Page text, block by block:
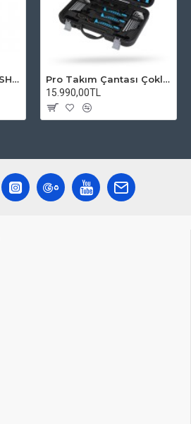
Asistan Askısız Tayt SH20 Pedli Siyah
Pro Takım Çantası Çoklu Tamir Seti
15.990,00TL